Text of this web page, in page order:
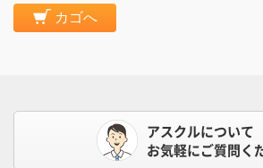
カゴへ
アスクルについて
お気軽にご質問く